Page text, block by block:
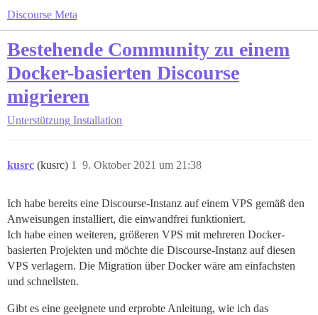
Discourse Meta
Bestehende Community zu einem
Docker-basierten Discourse
migrieren
Unterstützung Installation
kusrc (kusrc) 9. Oktober 2021 um 21:38
1
Ich habe bereits eine Discourse-Instanz auf einem VPS gemäß den
Anweisungen installiert, die einwandfrei funktioniert.
Ich habe einen weiteren, größeren VPS mit mehreren Docker-
basierten Projekten und möchte die Discourse-Instanz auf diesen
VPS verlagern. Die Migration über Docker wäre am einfachsten
und schnellsten.
Gibt es eine geeignete und erprobte Anleitung, wie ich das